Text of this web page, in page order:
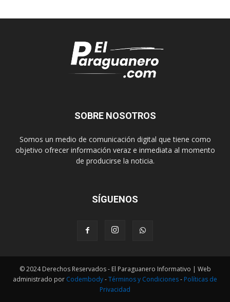
SOBRE NOSOTROS
Somos un medio de comunicación digital que tiene como
objetivo ofrecer información veraz e inmediata al momento
de producirse la noticia.
SÍGUENOS
© 2024 Derechos Reservados - El Paraguanero Informativo | Web
administrado por Codembody-Términos y Condiciones- Políticas de
Privacidad